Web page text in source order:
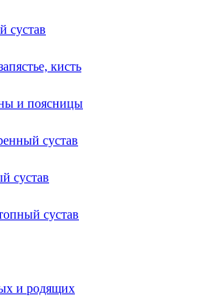
сустав
кисть
и поясницы
сустав
сустав
сустав
и родящих